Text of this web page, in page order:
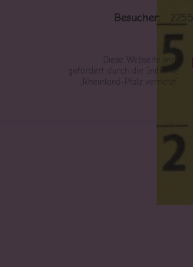
Besucher: 2255
Diese Webseite wird
gefördert durch die Initiative
„Rheinland-Pfalz vernetzt“